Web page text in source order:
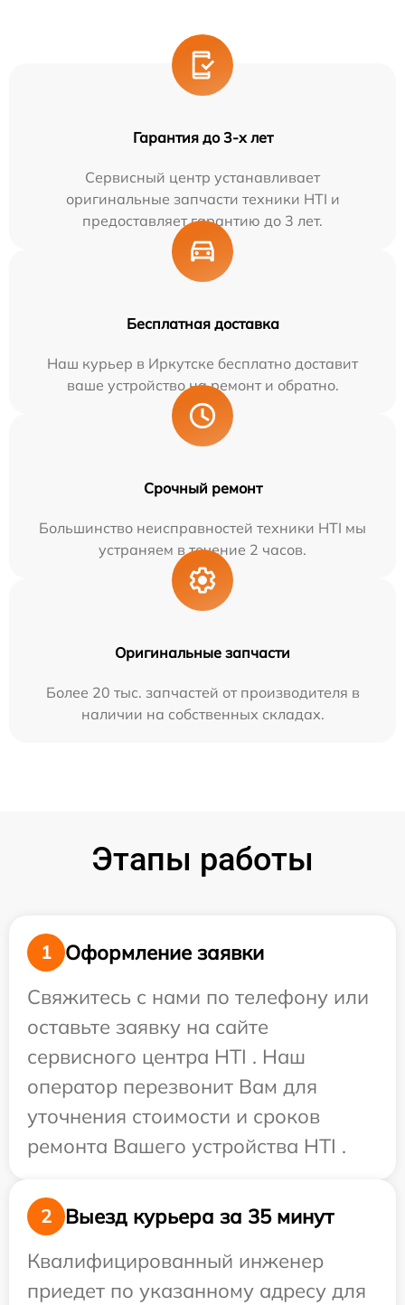
Гарантия до 3-х лет
Сервисный центр устанавливает
оригинальные запчасти техники HTI и
предоставляет гарантию до 3 лет.
Бесплатная доставка
Наш курьер в Иркутске бесплатно доставит
ваше устройство на ремонт и обратно.
Срочный ремонт
Большинство неисправностей техники HTI мы
устраняем в течение 2 часов.
Оригинальные запчасти
Более 20 тыс. запчастей от производителя в
наличии на собственных складах.
Этапы работы
1
Оформление заявки
Свяжитесь с нами по телефону или
оставьте заявку на сайте
сервисного центра HTI . Наш
оператор перезвонит Вам для
уточнения стоимости и сроков
ремонта Вашего устройства HTI .
2
Выезд курьера за 35 минут
Квалифицированный инженер
приедет по указанному адресу для